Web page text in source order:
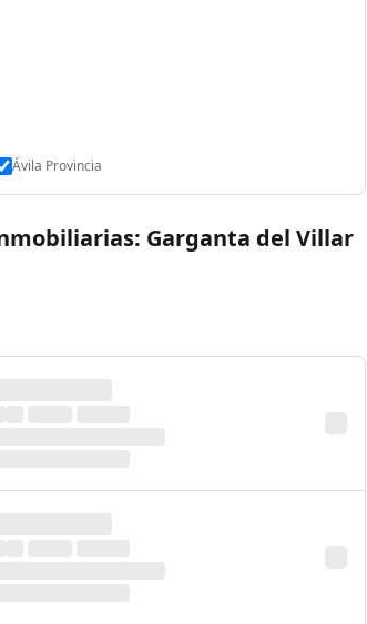
Ávila Provincia
Garganta del Villar